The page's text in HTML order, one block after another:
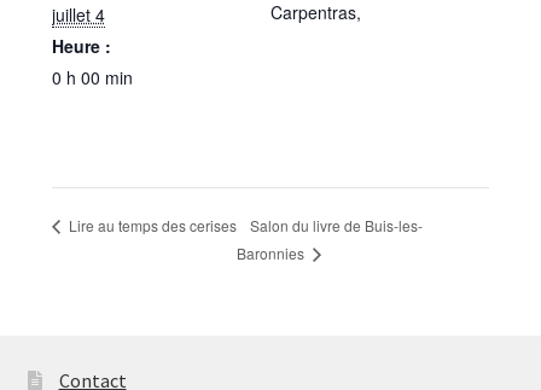
Mon compte
Nouvelles
Politique de confidentialité
juillet 4
Heure :
0 h 00 min
Carpentras,
Lire au temps des cerises
Salon du livre de Buis-les-
Baronnies
Contact